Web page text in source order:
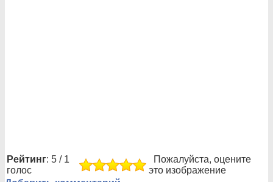
Рейтинг: 5 / 1
голос
Пожалуйста, оцените
это изображение